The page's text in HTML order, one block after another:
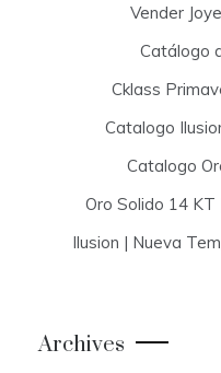
Vender
Catálogo
Cklass
Catalogo
Catalogo
Oro Solido 14
Ilusion | Nueva
Archives